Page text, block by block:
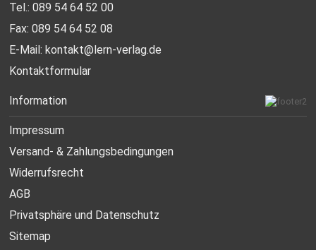
Tel.: 089 54 64 52 00
Fax: 089 54 64 52 08
E-Mail:kontakt@lern-verlag.de
Kontaktformular
Information
Impressum
Versand- & Zahlungsbedingungen
Widerrufsrecht
AGB
Privatsphäre und Datenschutz
Sitemap